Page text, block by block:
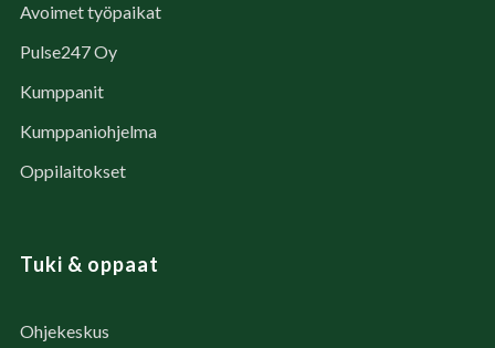
Avoimet työpaikat
Pulse247 Oy
Kumppanit
Kumppaniohjelma
Oppilaitokset
Tuki & oppaat
Ohjekeskus